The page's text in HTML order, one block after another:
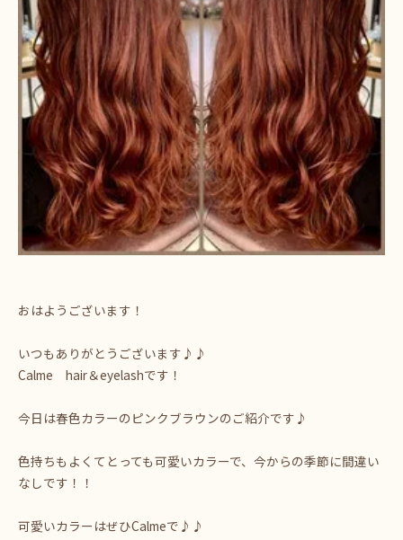
おはようございます！
いつもありがとうございます♪♪
Calme hair＆eyelashです！
今日は春色カラーのピンクブラウンのご紹介です♪
色持ちもよくてとっても可愛いカラーで、今からの季節に間違い
なしです！！
可愛いカラーはぜひCalmeで♪♪